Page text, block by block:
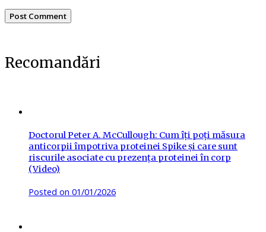
Recomandări
Doctorul Peter A. McCullough: Cum îți poți măsura
anticorpii împotriva proteinei Spike și care sunt
riscurile asociate cu prezența proteinei în corp
(Video)
Posted on 01/01/2026